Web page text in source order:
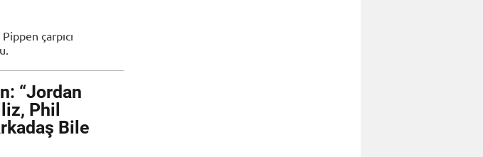
çarpıcı
“Jordan
Phil
Bile